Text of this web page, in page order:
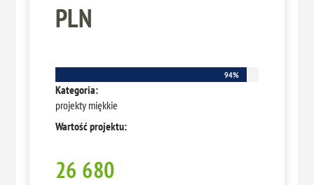
PLN
94%
94%
Kategoria:
projekty miękkie
Wartość projektu:
26 680